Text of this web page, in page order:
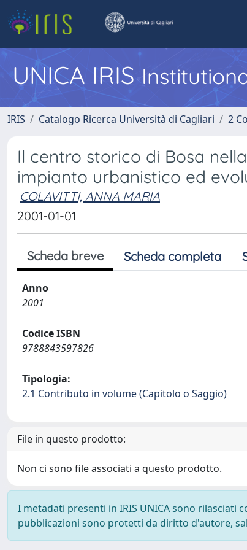
UNICA IRIS
IRIS Catalogo Ricerca Università di Cagliari 2
Il centro storico di Bosa
impianto urbanistico ed
COLAVITTI, ANNA MARIA
2001-01-01
Scheda breve Scheda completa
Anno
2001
Codice ISBN
9788843597826
Tipologia:
2.1 Contributo in volume (Capitolo o Saggio)
File in questo prodotto:
Non ci sono file associati a questo prodotto.
I metadati presenti in IRIS UNICA sono rilasciati
pubblicazioni sono protetti da diritto d'autore,